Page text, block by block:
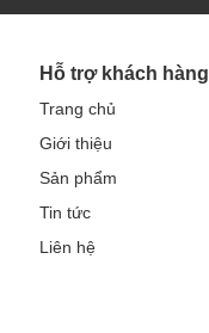
Hỗ trợ khách hàng
Trang chủ
Giới thiệu
Sản phẩm
Tin tức
Liên hệ